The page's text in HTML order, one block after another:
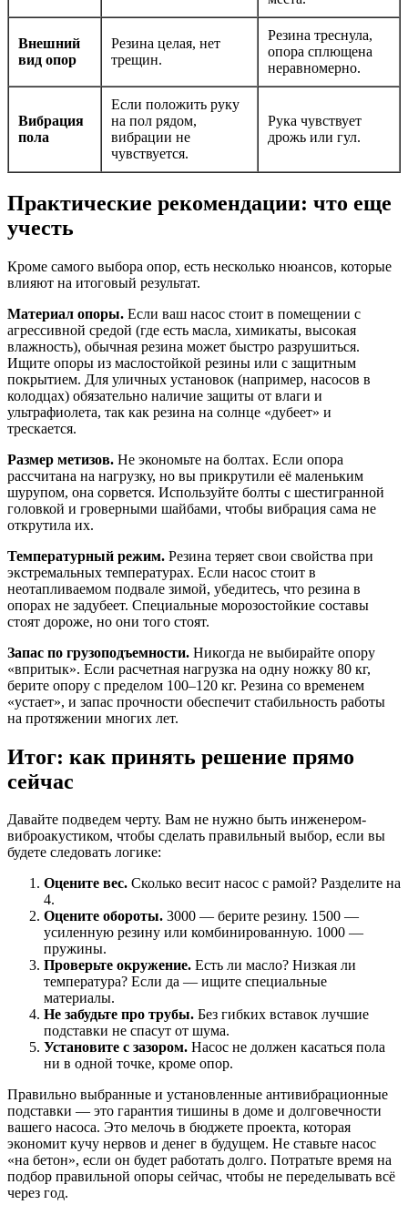
Внешний
вид опор
Резина целая, нет
трещин.
Резина треснула,
опора сплющена
неравномерно.
Вибрация
пола
Если положить руку
на пол рядом,
вибрации не
чувствуется.
Рука чувствует
дрожь или гул.
Практические рекомендации: что еще
учесть
Кроме самого выбора опор, есть несколько нюансов, которые
влияют на итоговый результат.
Материал опоры. Если ваш насос стоит в помещении с
агрессивной средой (где есть масла, химикаты, высокая
влажность), обычная резина может быстро разрушиться.
Ищите опоры из маслостойкой резины или с защитным
покрытием. Для уличных установок (например, насосов в
колодцах) обязательно наличие защиты от влаги и
ультрафиолета, так как резина на солнце «дубеет» и
трескается.
Размер метизов. Не экономьте на болтах. Если опора
рассчитана на нагрузку, но вы прикрутили её маленьким
шурупом, она сорвется. Используйте болты с шестигранной
головкой и гроверными шайбами, чтобы вибрация сама не
открутила их.
Температурный режим. Резина теряет свои свойства при
экстремальных температурах. Если насос стоит в
неотапливаемом подвале зимой, убедитесь, что резина в
опорах не задубеет. Специальные морозостойкие составы
стоят дороже, но они того стоят.
Запас по грузоподъемности. Никогда не выбирайте опору
«впритык». Если расчетная нагрузка на одну ножку 80 кг,
берите опору с пределом 100–120 кг. Резина со временем
«устает», и запас прочности обеспечит стабильность работы
на протяжении многих лет.
Итог: как принять решение прямо
сейчас
Давайте подведем черту. Вам не нужно быть инженером-
виброакустиком, чтобы сделать правильный выбор, если вы
будете следовать логике:
Оцените вес. Сколько весит насос с рамой? Разделите на
4.
Оцените обороты. 3000 — берите резину. 1500 —
усиленную резину или комбинированную. 1000 —
пружины.
Проверьте окружение. Есть ли масло? Низкая ли
температура? Если да — ищите специальные
материалы.
Не забудьте про трубы. Без гибких вставок лучшие
подставки не спасут от шума.
Установите с зазором. Насос не должен касаться пола
ни в одной точке, кроме опор.
Правильно выбранные и установленные антивибрационные
подставки — это гарантия тишины в доме и долговечности
вашего насоса. Это мелочь в бюджете проекта, которая
экономит кучу нервов и денег в будущем. Не ставьте насос
«на бетон», если он будет работать долго. Потратьте время на
подбор правильной опоры сейчас, чтобы не переделывать всё
через год.